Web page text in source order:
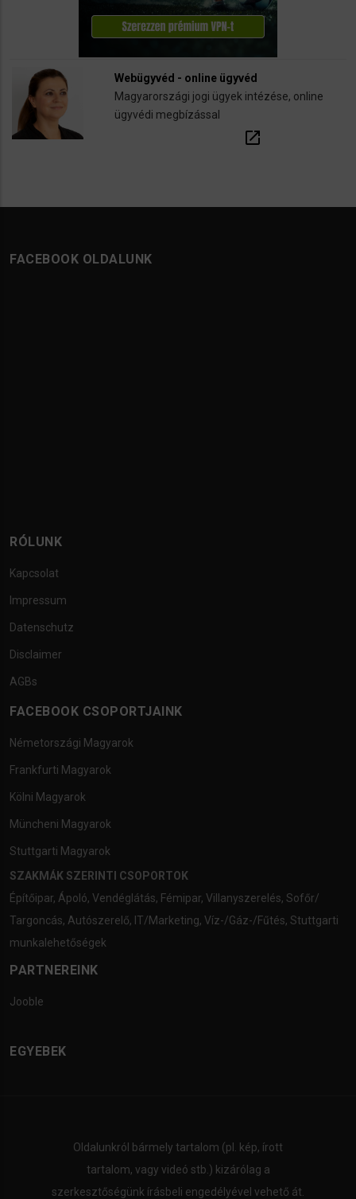
Webügyvéd - online ügyvéd
Magyarországi jogi ügyek intézése, online
ügyvédi megbízással
open_in_new
FACEBOOK OLDALUNK
RÓLUNK
Kapcsolat
Impressum
Datenschutz
Disclaimer
AGBs
FACEBOOK CSOPORTJAINK
Németországi Magyarok
Frankfurti Magyarok
Kölni Magyarok
Müncheni Magyarok
Stuttgarti Magyarok
SZAKMÁK SZERINTI CSOPORTOK
Építőipar, Ápoló, Vendéglátás, Fémipar, Villanyszerelés, Sofőr/
Targoncás, Autószerelő, IT/Marketing, Víz-/Gáz-/Fűtés, Stuttgarti
munkalehetőségek
PARTNEREINK
Jooble
EGYEBEK
Oldalunkról bármely tartalom (pl. kép, írott
tartalom, vagy videó stb.) kizárólag a
szerkesztőségünk írásbeli engedélyével vehető át.